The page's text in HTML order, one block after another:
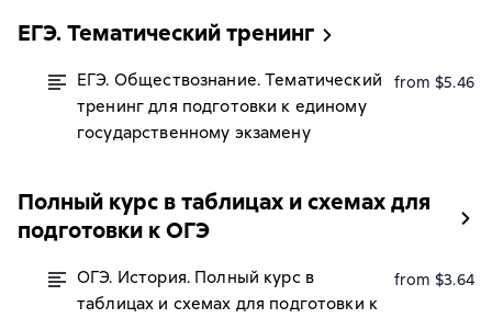
ЕГЭ. Тематический тренинг
ЕГЭ. Обществознание. Тематический
тренинг для подготовки к единому
государственному экзамену
from $5.46
Полный курс в таблицах и схемах для
подготовки к ОГЭ
ОГЭ. История. Полный курс в
таблицах и схемах для подготовки к
from $3.64